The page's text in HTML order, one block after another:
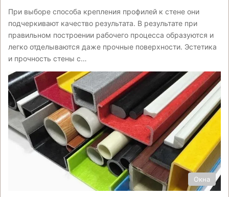
При выборе способа крепления профилей к стене они
подчеркивают качество результата. В результате при
правильном построении рабочего процесса образуются и
легко отделываются даже прочные поверхности. Эстетика
и прочность стены с…
Окна